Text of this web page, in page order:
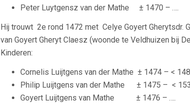
Peter Luytgensz van der Mathe ± 1470 – ….
Hij trouwt 2e rond 1472 met Celye Goyert Gherytsdr.
van Goyert Gheryt Claesz (woonde te Veldhuizen bij
Kinderen:
Cornelis Luijtgens van der Mathe ± 1474 – <
Philip Luijtgens van der Mathe ± 1475 – <
Goyert Luijtgens van Mathe ± 1476 – ….